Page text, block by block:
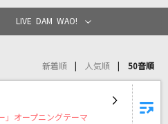
リクエスト
LIVE DAM WAO!
新着順 人気順 50音順
」オープニングテーマ